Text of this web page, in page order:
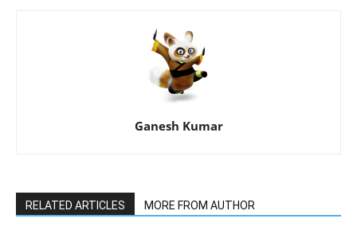
Ganesh Kumar
RELATED ARTICLES MORE FROM AUTHOR